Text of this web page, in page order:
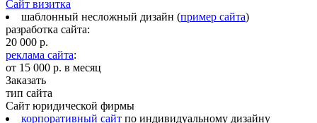
Сайт визитка
шаблонный несложный дизайн (пример сайта)
разработка сайта:
20 000 р.
реклама сайта:
от 15 000 р. в месяц
Заказать
тип сайта
Сайт юридической фирмы
корпоративный сайт по индивидуальному дизайну